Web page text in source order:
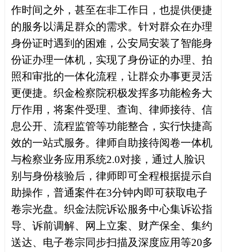
作时间之外，甚至在非工作日，也提供便捷
的服务以满足群众的需求。针对群众在办理
身份证时遇到的困难，公安局安装了智能身
份证办理一体机，实现了身份证的办理、拍
照和审批的一体化流程，让群众办事更灵活
更便捷。 织金检察院积极发挥多功能检务大
厅作用，将案件受理、查询、律师接待、信
息公开、流程监管等功能整合，实行快捷高
效的一站式服务。律师自助接待阅卷一体机
与检察业务应用系统2.0对接，通过人脸识
别与身份核验后，律师即可全程根据提示自
助操作，普通案件在3分钟内即可获取电子
卷宗光盘。织金法院诉讼服务中心集诉讼指
导、诉前调解、网上立案、财产保全、集约
送达、电子卷宗同步扫描及深度应用等20多